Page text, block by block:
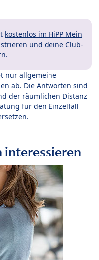
kostenlos im HiPP Mein
und deine Club-
nur allgemeine
ab. Die Antworten sind
der räumlichen Distanz
für den Einzelfall
interessieren